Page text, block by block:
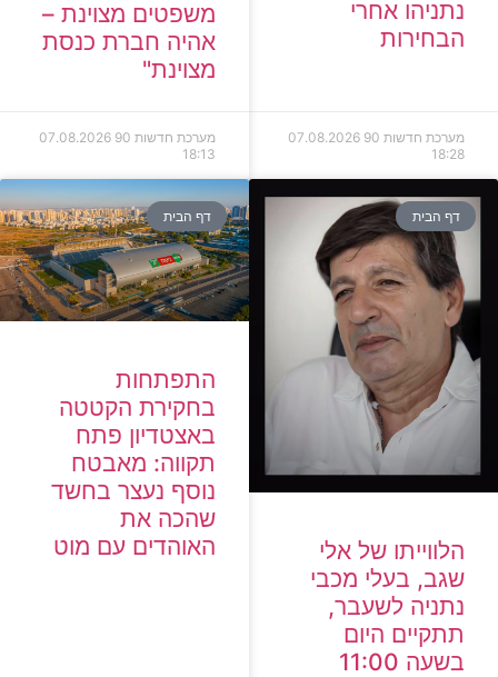
נתניהו אחרי
הבחירות
מערכת חדשות 90
07.08.2026
18:28
משפטים מצוינת –
אהיה חברת כנסת
מצוינת"
מערכת חדשות 90
07.08.2026
18:13
דף הבית
הלווייתו של אלי
שגב, בעלי מכבי
נתניה לשעבר,
תתקיים היום
בשעה 11:00
דף הבית
התפתחות
בחקירת הקטטה
באצטדיון פתח
תקווה: מאבטח
נוסף נעצר בחשד
שהכה את
האוהדים עם מוט